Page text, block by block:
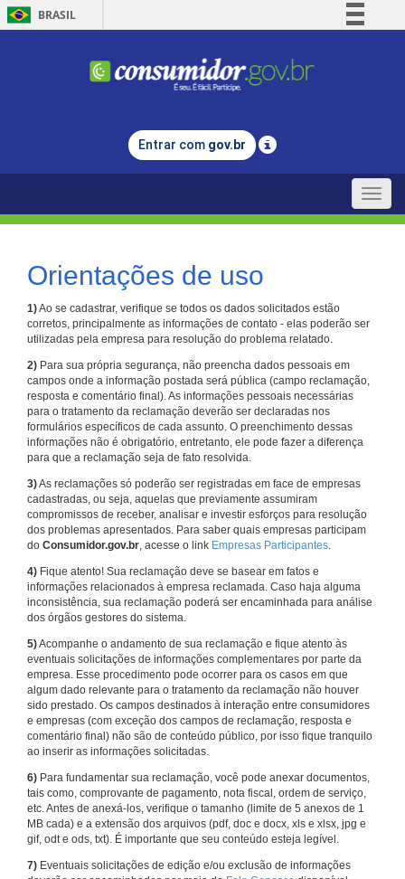
BRASIL
Comunica BR
Legislação
Entrar com gov.br
Toggle
Orientações de uso
1)Ao se cadastrar, verifique se todos os dados solicitados estão
corretos, principalmente as informações de contato - elas poderão ser
utilizadas pela empresa para resolução do problema relatado.
2) Para sua própria segurança, não preencha dados pessoais em
campos onde a informação postada será pública (campo reclamação,
resposta e comentário final). As informações pessoais necessárias
para o tratamento da reclamação deverão ser declaradas nos
formulários específicos de cada assunto. O preenchimento dessas
informações não é obrigatório, entretanto, ele pode fazer a diferença
para que a reclamação seja de fato resolvida.
3)As reclamações só poderão ser registradas em face de empresas
cadastradas, ou seja, aquelas que previamente assumiram
compromissos de receber, analisar e investir esforços para resolução
dos problemas apresentados. Para saber quais empresas participam
do Consumidor.gov.br, acesse o link Empresas Participantes.
4) Fique atento! Sua reclamação deve se basear em fatos e
informações relacionados à empresa reclamada. Caso haja alguma
inconsistência, sua reclamação poderá ser encaminhada para análise
dos órgãos gestores do sistema.
5)Acompanhe o andamento de sua reclamação e fique atento às
eventuais solicitações de informações complementares por parte da
empresa. Esse procedimento pode ocorrer para os casos em que
algum dado relevante para o tratamento da reclamação não houver
sido prestado. Os campos destinados à interação entre consumidores
e empresas (com exceção dos campos de reclamação, resposta e
comentário final) não são de conteúdo público, por isso fique tranquilo
ao inserir as informações solicitadas.
6) Para fundamentar sua reclamação, você pode anexar documentos,
tais como, comprovante de pagamento, nota fiscal, ordem de serviço,
etc. Antes de anexá-los, verifique o tamanho (limite de 5 anexos de 1
MB cada) e a extensão dos arquivos (pdf, doc e docx, xls e xlsx, jpg e
gif, odt e ods, txt). É importante que seu conteúdo esteja legível.
7) Eventuais solicitações de edição e/ou exclusão de informações